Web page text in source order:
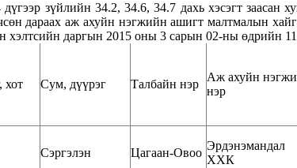
зүйлийн 34.2, 34.6, 34.7 дахь хэсэгт
дараах аж ахуйн нэгжийн ашигт малтмалын
даргын 2015 оны 3 сарын 02-ны өдрийн
хот Сум, дүүрэг Талбайн нэр
Аж ахуйн
нэр
Сэргэлэн Цагаан-Овоо
Эрдэнэмандал
ХХК